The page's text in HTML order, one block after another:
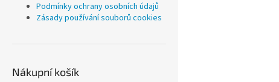
Podmínky ochrany osobních údajů
Zásady používání souborů cookies
Nákupní košík